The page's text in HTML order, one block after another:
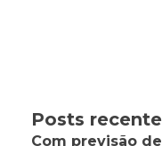
Posts
Com previsão